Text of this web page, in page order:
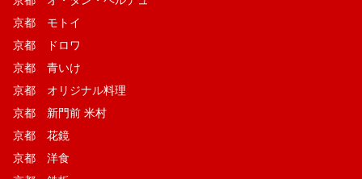
京都 モトイ
京都 ドロワ
京都 青いけ
京都 オリジナル料理
京都 新門前 米村
京都 花鏡
京都 洋食